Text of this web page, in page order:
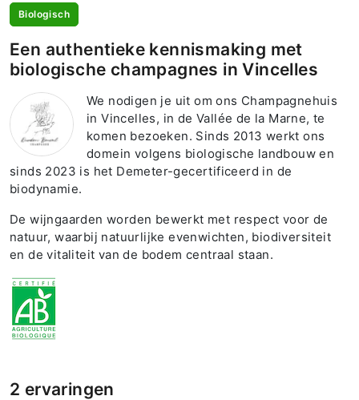
Biologisch
Een authentieke kennismaking met
biologische champagnes in Vincelles
We nodigen je uit om ons Champagnehuis
in Vincelles, in de Vallée de la Marne, te
komen bezoeken. Sinds 2013 werkt ons
domein volgens biologische landbouw en
sinds 2023 is het Demeter-gecertificeerd in de
biodynamie.
De wijngaarden worden bewerkt met respect voor de
natuur, waarbij natuurlijke evenwichten, biodiversiteit
en de vitaliteit van de bodem centraal staan.
2 ervaringen